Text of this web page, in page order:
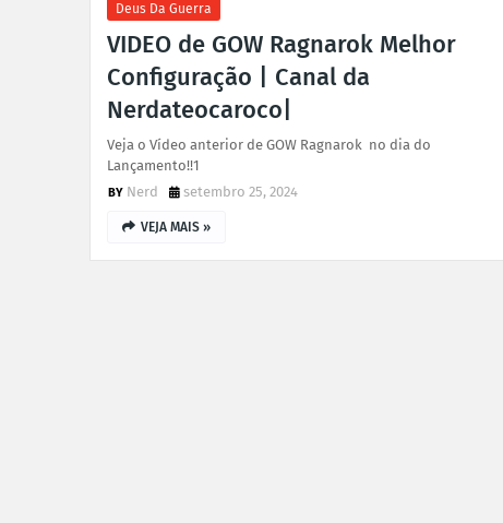
Deus Da Guerra
VIDEO de GOW Ragnarok Melhor
Configuração | Canal da
Nerdateocaroco|
Veja o Vídeo anterior de GOW Ragnarok no dia do
Lançamento!!1
Nerd
setembro 25, 2024
VEJA MAIS »